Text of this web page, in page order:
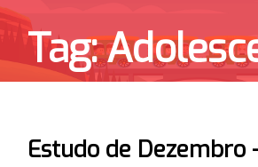
Tag:
Estudo de Dezembro